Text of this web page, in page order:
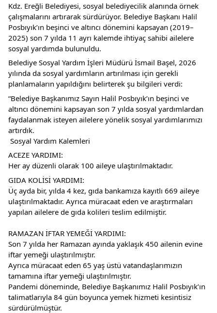
Kdz. Ereğli Belediyesi, sosyal belediyecilik alanında örnek
çalışmalarını artırarak sürdürüyor. Belediye Başkanı Halil
Posbıyık’ın beşinci ve altıncı dönemini kapsayan (2019–
2025) son 7 yılda 11 ayrı kalemde ihtiyaç sahibi ailelere
sosyal yardımda bulunuldu.
Belediye Sosyal Yardım İşleri Müdürü İsmail Başel, 2026
yılında da sosyal yardımların artırılması için gerekli
planlamaların yapıldığını belirterek şu bilgileri verdi:
“Belediye Başkanımız Sayın Halil Posbıyık’ın beşinci ve
altıncı dönemini kapsayan son 7 yılda sosyal yardımlardan
faydalanmak isteyen ailelere yönelik sosyal yardımlarımızı
artırdık.
Sosyal Yardım Kalemleri
ACEZE YARDIMI:
Her ay düzenli olarak 100 aileye ulaştırılmaktadır.
GIDA KOLİSİ YARDIMI:
Üç ayda bir, yılda 4 kez, gıda bankamıza kayıtlı 669 aileye
ulaştırılmaktadır. Ayrıca müracaat eden ve araştırmaları
yapılan ailelere de gıda kolileri teslim edilmiştir.
RAMAZAN İFTAR YEMEĞİ YARDIMI:
Son 7 yılda her Ramazan ayında yaklaşık 450 ailenin evine
iftar yemeği ulaştırılmıştır.
Ayrıca müracaat eden 65 yaş üstü vatandaşlarımızın
tamamına iftar yemeği ulaştırılmıştır.
Pandemi döneminde, Belediye Başkanımız Halil Posbıyık’ın
talimatlarıyla 84 gün boyunca yemek hizmeti kesintisiz
sürdürülmüştür.